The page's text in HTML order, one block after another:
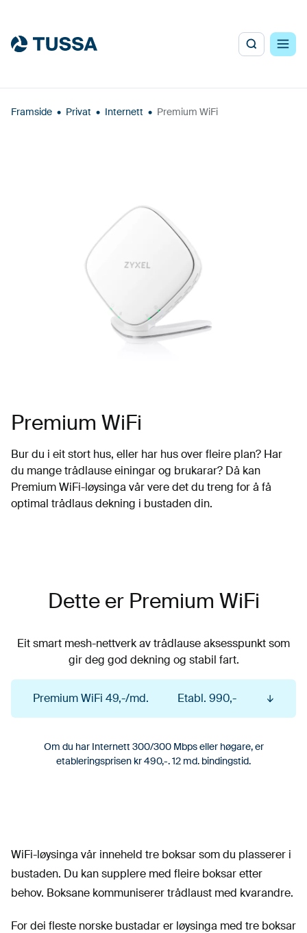
Framside • Privat • Internett • Premium WiFi
Premium WiFi
Bur du i eit stort hus, eller har hus over fleire plan? Har
du mange trådlause einingar og brukarar? Då kan
Premium WiFi-løysinga vår vere det du treng for å få
optimal trådlaus dekning i bustaden din.
Dette er Premium WiFi
Eit smart mesh-nettverk av trådlause aksesspunkt som
gir deg god dekning og stabil fart.
Premium WiFi 49,-/md. Etabl. 990,-
Ein pakke med tre forsterkarar, som er ideelt for
dei fleste norske bustader.
Om du har Internett 300/300 Mbps eller høgare, er
etableringsprisen kr 490,-. 12 md. bindingstid.
WiFi-løysinga vår inneheld tre boksar som du plasserer i
bustaden. Du kan supplere med fleire boksar etter
behov. Boksane kommuniserer trådlaust med kvarandre.
For dei fleste norske bustadar er løysinga med tre boksar